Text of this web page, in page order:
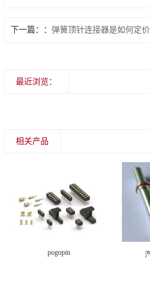
下一篇： 弹簧顶针连接器是如何定价
最近浏览：
相关产品
pogopin